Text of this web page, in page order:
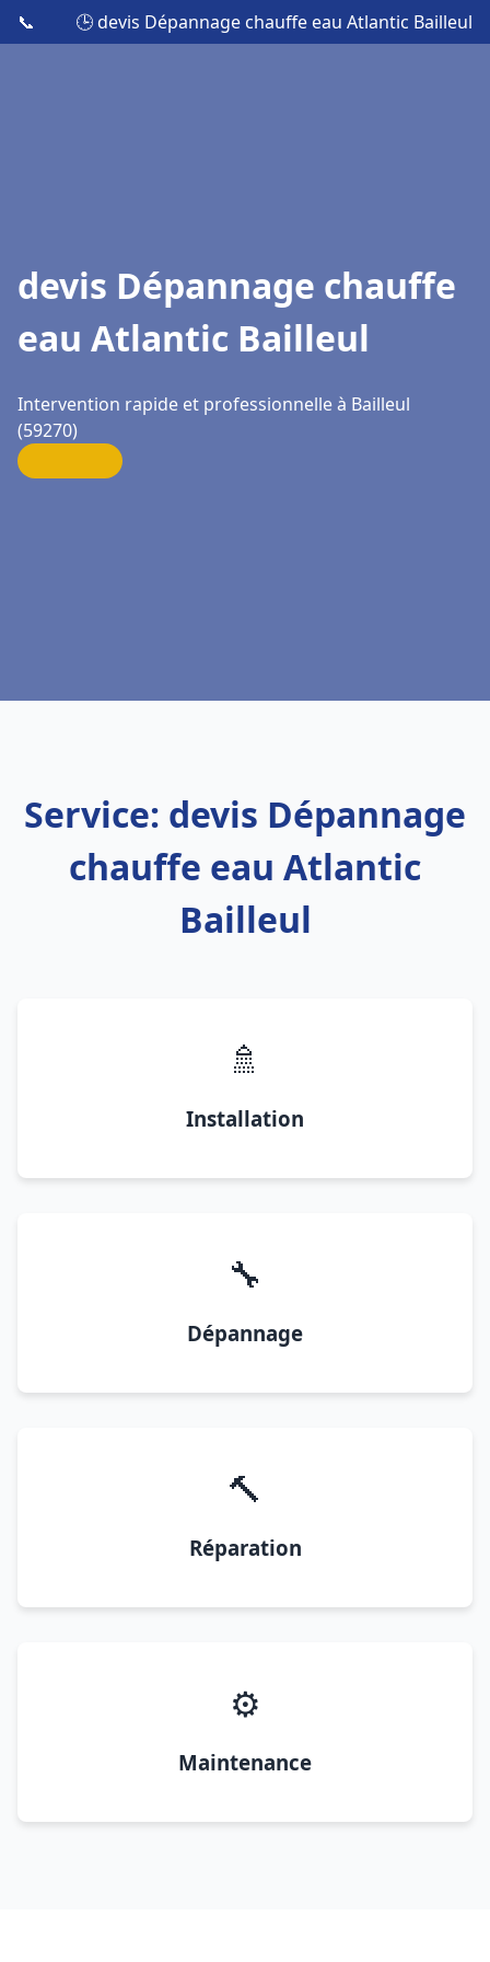
📞 🕒 devis Dépannage chauffe eau Atlantic Bailleul
devis Dépannage chauffe
eau Atlantic Bailleul
Intervention rapide et professionnelle à Bailleul
(59270)
Service: devis Dépannage
chauffe eau Atlantic
Bailleul
🚿
Installation
🔧
Dépannage
🔨
Réparation
⚙️
Maintenance